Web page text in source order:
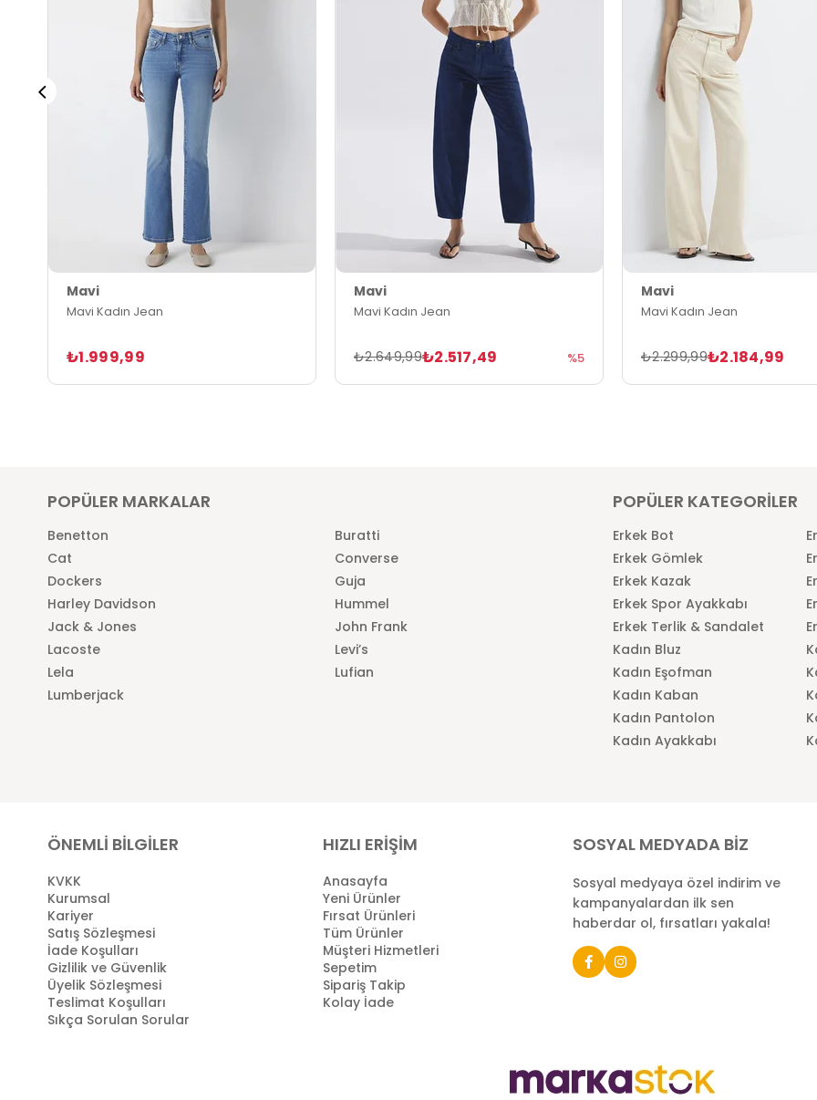
Mavi
Mavi Kadın Jean
₺1.999,99
Mavi
Mavi Kadın Jean
₺2.517,49
₺2.649,99 %5
Mavi
Mavi Kadın Jean
₺2.184,99
₺2.299,99
POPÜLER MARKALAR
Benetton
Buratti
Cat
Converse
Dockers
Guja
Harley Davidson
Hummel
Jack & Jones
John Frank
Lacoste
Levi’s
Lela
Lufian
Lumberjack
POPÜLER KATEGORİLER
Erkek Bot
Erkek Gömlek
Erkek Kazak
Erkek Spor Ayakkabı
Erkek Terlik & Sandalet
Kadın Bluz
Kadın Eşofman
Kadın Kaban
Kadın Pantolon
Kadın Ayakkabı
ÖNEMLİ BİLGİLER
KVKK
Kurumsal
Kariyer
Satış Sözleşmesi
İade Koşulları
Gizlilik ve Güvenlik
Üyelik Sözleşmesi
Teslimat Koşulları
Sıkça Sorulan Sorular
HIZLI ERİŞİM
Anasayfa
Yeni Ürünler
Fırsat Ürünleri
Tüm Ürünler
Müşteri Hizmetleri
Sepetim
Sipariş Takip
Kolay İade
SOSYAL MEDYADA BİZ
Sosyal medyaya özel indirim ve
kampanyalardan ilk sen
haberdar ol, fırsatları yakala!